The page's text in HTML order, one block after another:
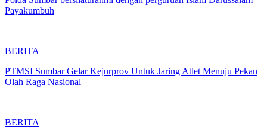
Payakumbuh
BERITA
PTMSI Sumbar Gelar Kejurprov Untuk Jaring Atlet Menuju Pekan
Olah Raga Nasional
BERITA